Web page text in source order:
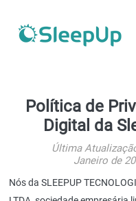
Política de
Digital da
Última
Janeiro de
Nós da SLEEPUP